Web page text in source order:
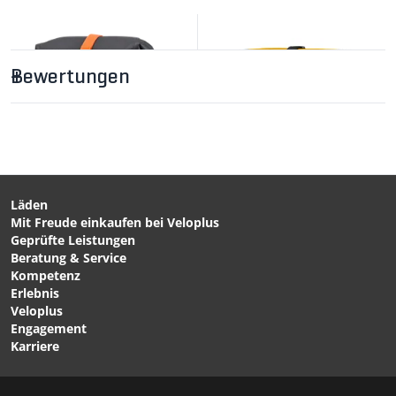
CHF 199.00
GRAVEL-PACK
Universaltaschen QL2.2
(Paar) black matt von
ORTLIEB
CHF 169.00
Bewertungen
Läden
Mit Freude einkaufen bei Veloplus
Geprüfte Leistungen
Beratung & Service
Kompetenz
Erlebnis
Veloplus
Engagement
Karriere